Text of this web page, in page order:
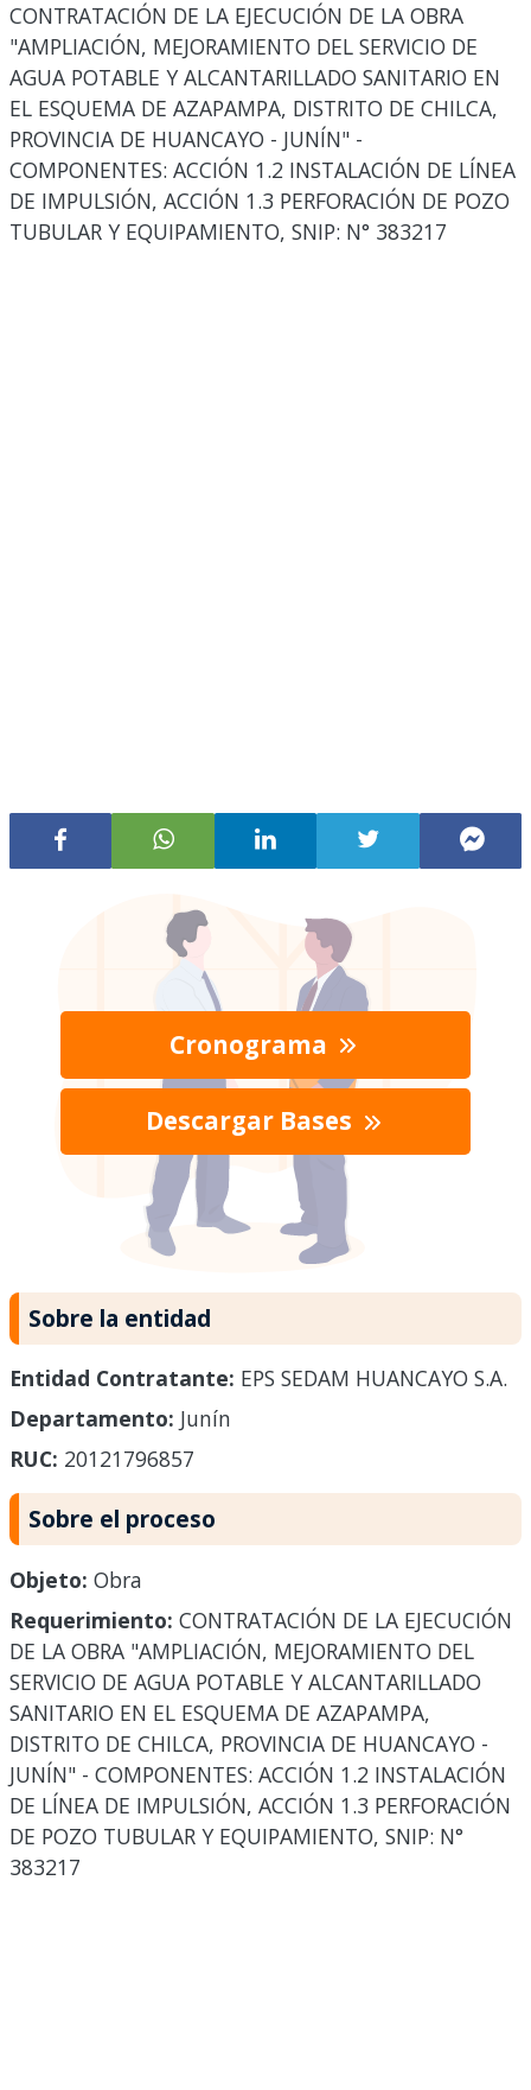
CONTRATACIÓN DE LA EJECUCIÓN DE LA OBRA
"AMPLIACIÓN, MEJORAMIENTO DEL SERVICIO DE
AGUA POTABLE Y ALCANTARILLADO SANITARIO EN
EL ESQUEMA DE AZAPAMPA, DISTRITO DE CHILCA,
PROVINCIA DE HUANCAYO - JUNÍN" -
COMPONENTES: ACCIÓN 1.2 INSTALACIÓN DE LÍNEA
DE IMPULSIÓN, ACCIÓN 1.3 PERFORACIÓN DE POZO
TUBULAR Y EQUIPAMIENTO, SNIP: N° 383217
Cronograma
Descargar Bases
Sobre la entidad
Entidad Contratante: EPS SEDAM HUANCAYO S.A.
Departamento: Junín
RUC: 20121796857
Sobre el proceso
Objeto: Obra
Requerimiento: CONTRATACIÓN DE LA EJECUCIÓN
DE LA OBRA "AMPLIACIÓN, MEJORAMIENTO DEL
SERVICIO DE AGUA POTABLE Y ALCANTARILLADO
SANITARIO EN EL ESQUEMA DE AZAPAMPA,
DISTRITO DE CHILCA, PROVINCIA DE HUANCAYO -
JUNÍN" - COMPONENTES: ACCIÓN 1.2 INSTALACIÓN
DE LÍNEA DE IMPULSIÓN, ACCIÓN 1.3 PERFORACIÓN
DE POZO TUBULAR Y EQUIPAMIENTO, SNIP: N°
383217